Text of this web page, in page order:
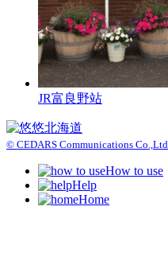
JR富良野站
© CEDARS Communications Co.,Ltd.
How to use
Help
Home